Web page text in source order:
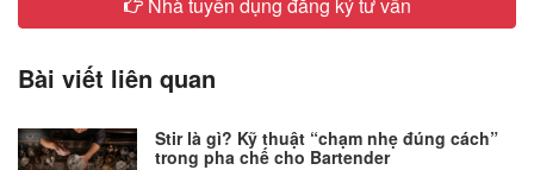
Bài viết liên quan
Stir là gì? Kỹ thuật “chạm nhẹ đúng cách”
trong pha chế cho Bartender